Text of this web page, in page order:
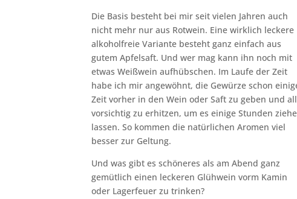
Die Basis besteht bei mir seit vielen Jahren auch
nicht mehr nur aus Rotwein. Eine wirklich leckere
alkoholfreie Variante besteht ganz einfach aus
gutem Apfelsaft. Und wer mag kann ihn noch mit
etwas Weißwein aufhübschen. Im Laufe der Zeit
habe ich mir angewöhnt, die Gewürze schon
Zeit vorher in den Wein oder Saft zu geben und
vorsichtig zu erhitzen, um es einige Stunden
lassen. So kommen die natürlichen Aromen viel
besser zur Geltung.
Und was gibt es schöneres als am Abend ganz
gemütlich einen leckeren Glühwein vorm Kamin
oder Lagerfeuer zu trinken?